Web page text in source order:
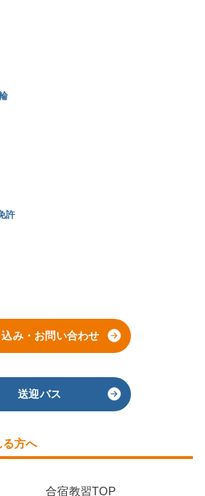
許
込み・お問い合わせ
送迎バス
方へ
合宿教習TOP